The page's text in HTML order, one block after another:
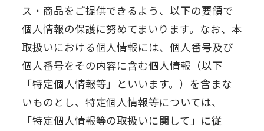
ス・商品をご提供できるよう、以下の要領で
個人情報の保護に努めてまいります。なお、本
取扱いにおける個人情報には、個人番号及び
個人番号をその内容に含む個人情報（以下
「特定個人情報等」といいます。）を含まな
いものとし、特定個人情報等については、
「特定個人情報等の取扱いに関して」に従